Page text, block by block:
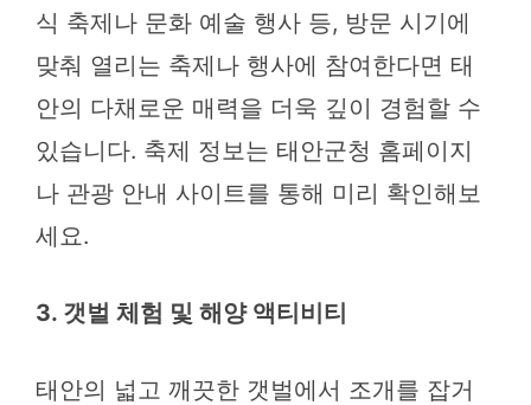
식 축제나 문화 예술 행사 등, 방문 시기에
맞춰 열리는 축제나 행사에 참여한다면 태
안의 다채로운 매력을 더욱 깊이 경험할 수
있습니다. 축제 정보는 태안군청 홈페이지
나 관광 안내 사이트를 통해 미리 확인해보
세요.
3. 갯벌 체험 및 해양 액티비티
태안의 넓고 깨끗한 갯벌에서 조개를 잡거